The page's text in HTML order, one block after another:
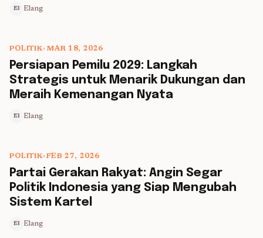
El Elang
POLITIK•MAR 18, 2026
Persiapan Pemilu 2029: Langkah
Strategis untuk Menarik Dukungan dan
Meraih Kemenangan Nyata
El Elang
POLITIK•FEB 27, 2026
Partai Gerakan Rakyat: Angin Segar
Politik Indonesia yang Siap Mengubah
Sistem Kartel
El Elang